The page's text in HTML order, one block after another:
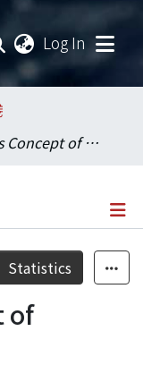
Log In
On Kelsen's Concept of Authority
Statistics
of